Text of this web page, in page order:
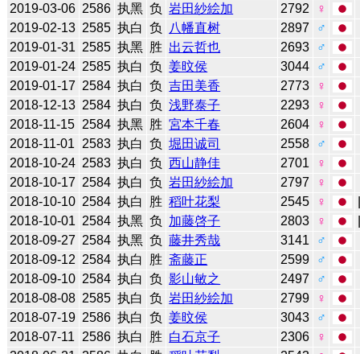
2019-03-06 2586 执黑 负 岩田紗絵加 2792
♀
2019-02-13 2585 执白 负 八幡直树 2897
♂
2019-01-31 2585 执黑 胜 出云哲也 2693
♂
2019-01-24 2585 执白 负 姜旼侯 3044
♂
2019-01-17 2584 执白 负 吉田美香 2773
♀
2018-12-13 2584 执白 负 浅野泰子 2293
♀
2018-11-15 2584 执黑 胜 宮本千春 2604
♀
2018-11-01
2583 执白 负 堀田诚司 2558
♂
2018-10-24 2583 执白 负 西山静佳 2701
♀
2018-10-17 2584 执白 负 岩田紗絵加 2797
♀
2018-10-10 2584 执白 胜 稻叶花梨 2545 ♀
2018-10-01 2584 执黑 负 加藤啓子 2803 ♀
2018-09-27 2584 执黑 负 藤井秀哉 3141
♂
2018-09-12 2584 执白 胜 斋藤正 2599
♂
2018-09-10 2584 执白 负 影山敏之 2497
♂
2018-08-08 2585 执白 负 岩田紗絵加 2799
♀
2018-07-19 2586 执白 负 姜旼侯 3043
♂
2018-07-11
2586 执白 胜 白石京子 2306
♀